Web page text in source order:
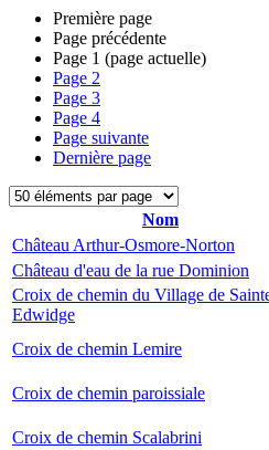
Première page
Page précédente
Page 1 (page actuelle)
Page 2
Page 3
Page 4
Page suivante
Dernière page
Nom
Château Arthur-Osmore-Norton
Château d'eau de la rue Dominion
Croix de chemin du Village de
Edwidge
Croix de chemin Lemire
Croix de chemin paroissiale
Croix de chemin Scalabrini